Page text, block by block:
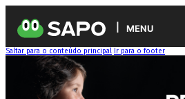
MENU
Saltar para o conteúdo principal Ir para o footer